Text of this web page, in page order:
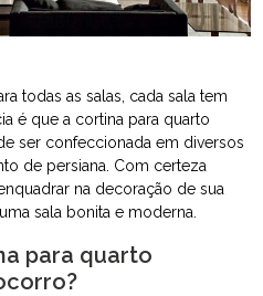
todas as salas, cada sala tem
é que a cortina para quarto
ser confeccionada em diversos
de persiana. Com certeza
na decoração de sua
sala bonita e moderna.
para quarto